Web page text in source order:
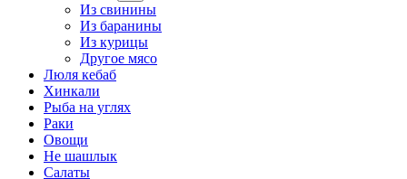
Из свинины
Из баранины
Из курицы
Другое мясо
Люля кебаб
Хинкали
Рыба на углях
Раки
Овощи
Не шашлык
Салаты